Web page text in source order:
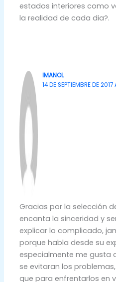
estados interiores como
la realidad de cada dia?.
IMANOL
14 DE SEPTIEMBRE DE
Gracias por la selección
encanta la sinceridad y
explicar lo complicado,
porque habla desde su
especialmente me gusta
se evitaran los
que para enfrentarlos en